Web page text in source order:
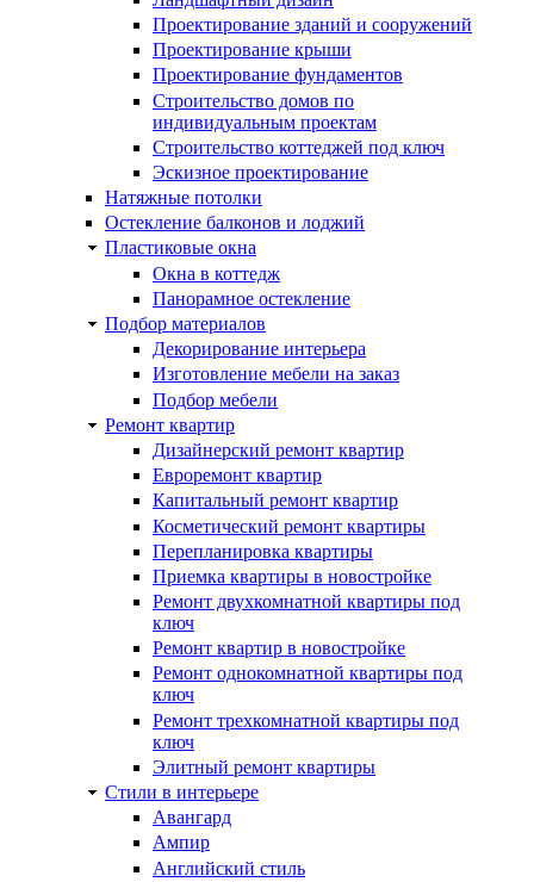
Проектирование зданий и сооружений
Проектирование крыши
Проектирование фундаментов
Строительство домов по
индивидуальным проектам
Строительство коттеджей под ключ
Эскизное проектирование
Натяжные потолки
Остекление балконов и лоджий
Пластиковые окна
Окна в коттедж
Панорамное остекление
Подбор материалов
Декорирование интерьера
Изготовление мебели на заказ
Подбор мебели
Ремонт квартир
Дизайнерский ремонт квартир
Евроремонт квартир
Капитальный ремонт квартир
Косметический ремонт квартиры
Перепланировка квартиры
Приемка квартиры в новостройке
Ремонт двухкомнатной квартиры под
ключ
Ремонт квартир в новостройке
Ремонт однокомнатной квартиры под
ключ
Ремонт трехкомнатной квартиры под
ключ
Элитный ремонт квартиры
Стили в интерьере
Авангард
Ампир
Английский стиль